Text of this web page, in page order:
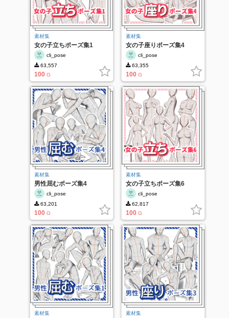
素材集
女の子立ちポーズ集1
cli_pose
63,557
100 G
素材集
女の子座りポーズ集4
cli_pose
63,355
100 G
素材集
男性屈むポーズ集4
cli_pose
63,201
100 G
素材集
女の子立ちポーズ集6
cli_pose
62,817
100 G
素材集 素材集